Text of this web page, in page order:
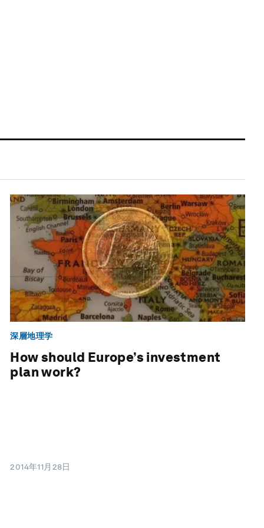
深層地理学
How should Europe’s investment
plan work?
2014年11月28日